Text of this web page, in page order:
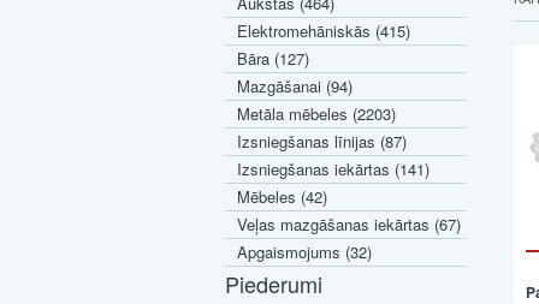
Elektromehāniskās (415)
Bāra (127)
Mazgāšanai (94)
Metāla mēbeles (2203)
Izsniegšanas līnijas (87)
Izsniegšanas iekārtas (141)
Mēbeles (42)
Veļas mazgāšanas iekārtas (67)
Apgaismojums (32)
Piederumi